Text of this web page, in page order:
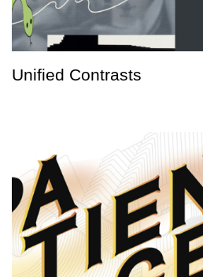
Unified Contrasts